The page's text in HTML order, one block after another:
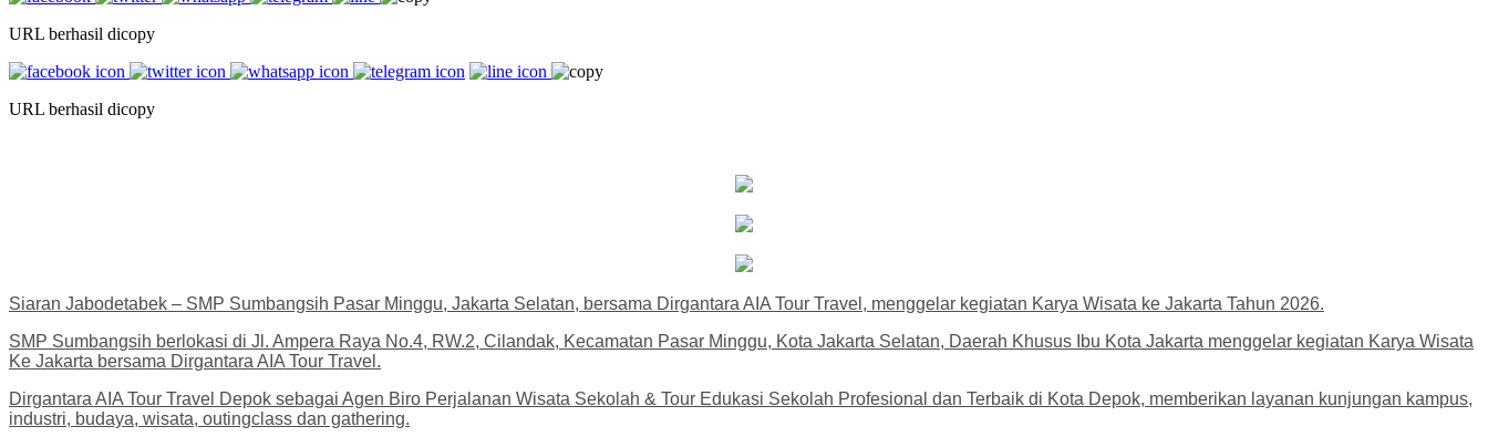
URL berhasil dicopy
URL berhasil dicopy
Siaran Jabodetabek – SMP Sumbangsih Pasar Minggu, Jakarta Selatan, bersama Dirgantara AIA Tour Travel, menggelar kegiatan Karya Wisata ke Jakarta Tahun 2026.
SMP Sumbangsih berlokasi di Jl. Ampera Raya No.4, RW.2, Cilandak, Kecamatan Pasar Minggu, Kota Jakarta Selatan, Daerah Khusus Ibu Kota Jakarta menggelar kegiatan Karya Wisata
Ke Jakarta bersama Dirgantara AIA Tour Travel.
Dirgantara AIA Tour Travel Depok sebagai Agen Biro Perjalanan Wisata Sekolah & Tour Edukasi Sekolah Profesional dan Terbaik di Kota Depok, memberikan layanan kunjungan kampus,
industri, budaya, wisata, outingclass dan gathering.